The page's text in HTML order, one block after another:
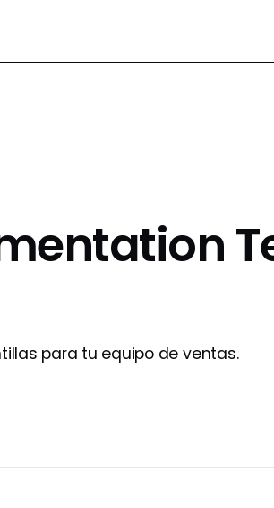
para tu equipo de ventas.